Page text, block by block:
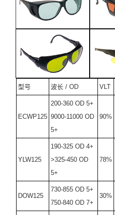
型号 波长 / OD VLT
ECWP125
200-360 OD 5+
9000-11000 OD
5+
90%
YLW125
190-325 OD 4+
>325-450 OD
5+
78%
DOW125
730-855 OD 5+
750-840 OD 7+
30%